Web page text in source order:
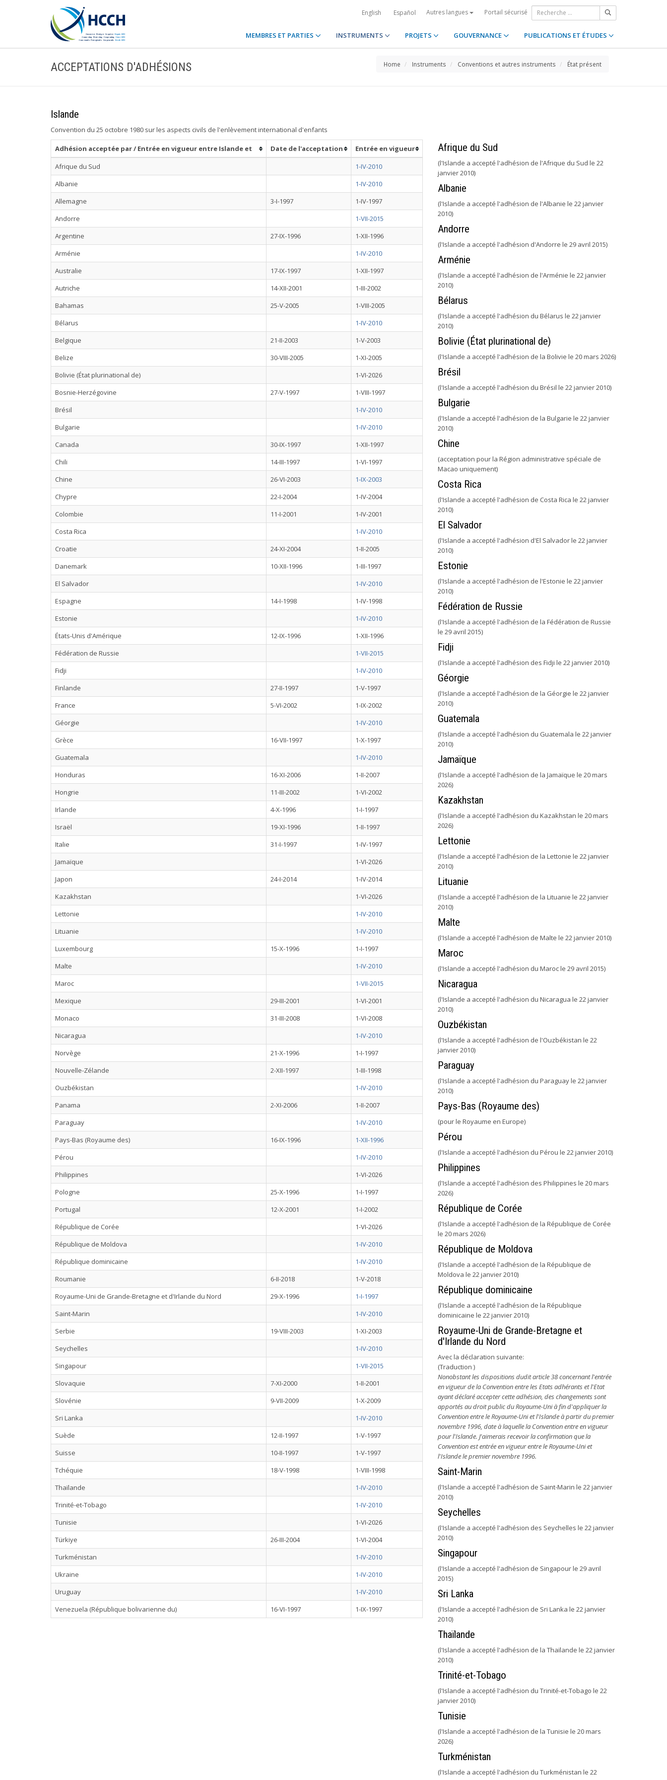
English Español Autres langues Portail sécurisé
MEMBRES ET PARTIES INSTRUMENTS PROJETS GOUVERNANCE PUBLICATIONS ET ÉTUDES
ACCEPTATIONS D'ADHÉSIONS Home Instruments Conventions et autres instruments État présent
Islande
Convention du 25 octobre 1980 sur les aspects civils de l'enlèvement international d'enfants
Adhésion acceptée par / Entrée en vigueur entre Islande et Date de l'acceptation
Entrée en vigueur
Afrique du Sud
1-IV-2010
Albanie
1-IV-2010
Allemagne
3-I-1997
1-IV-1997
Andorre
1-VII-2015
Argentine
27-IX-1996
1-XII-1996
Arménie
1-IV-2010
Australie
17-IX-1997
1-XII-1997
Autriche
14-XII-2001
1-III-2002
Bahamas
25-V-2005
1-VIII-2005
Bélarus
1-IV-2010
Belgique
21-II-2003
1-V-2003
Belize
30-VIII-2005
1-XI-2005
Bolivie (État plurinational de)
1-VI-2026
Bosnie-Herzégovine
27-V-1997
1-VIII-1997
Brésil
1-IV-2010
Bulgarie
1-IV-2010
Canada
30-IX-1997
1-XII-1997
Chili
14-III-1997
1-VI-1997
Chine
26-VI-2003
1-IX-2003
Chypre
22-I-2004
1-IV-2004
Colombie
11-I-2001
1-IV-2001
Costa Rica
1-IV-2010
Croatie
24-XI-2004
1-II-2005
Danemark
10-XII-1996
1-III-1997
El Salvador
1-IV-2010
Espagne
14-I-1998
1-IV-1998
Estonie
1-IV-2010
États-Unis d'Amérique
12-IX-1996
1-XII-1996
Fédération de Russie
1-VII-2015
Fidji
1-IV-2010
Finlande
27-II-1997
1-V-1997
France
5-VI-2002
1-IX-2002
Géorgie
1-IV-2010
Grèce
16-VII-1997
1-X-1997
Guatemala
1-IV-2010
Honduras
16-XI-2006
1-II-2007
Hongrie
11-III-2002
1-VI-2002
Irlande
4-X-1996
1-I-1997
Israël
19-XI-1996
1-II-1997
Italie
31-I-1997
1-IV-1997
Jamaïque
1-VI-2026
Japon
24-I-2014
1-IV-2014
Kazakhstan
1-VI-2026
Lettonie
1-IV-2010
Lituanie
1-IV-2010
Luxembourg
15-X-1996
1-I-1997
Malte
1-IV-2010
Maroc
1-VII-2015
Mexique
29-III-2001
1-VI-2001
Monaco
31-III-2008
1-VI-2008
Nicaragua
1-IV-2010
Norvège
21-X-1996
1-I-1997
Nouvelle-Zélande
2-XII-1997
1-III-1998
Ouzbékistan
1-IV-2010
Panama
2-XI-2006
1-II-2007
Paraguay
1-IV-2010
Pays-Bas (Royaume des)
16-IX-1996
1-XII-1996
Pérou
1-IV-2010
Philippines
1-VI-2026
Pologne
25-X-1996
1-I-1997
Portugal
12-X-2001
1-I-2002
République de Corée
1-VI-2026
République de Moldova
1-IV-2010
République dominicaine
1-IV-2010
Roumanie
6-II-2018
1-V-2018
Royaume-Uni de Grande-Bretagne et d'Irlande du Nord
29-X-1996
1-I-1997
Saint-Marin
1-IV-2010
Serbie
19-VIII-2003
1-XI-2003
Seychelles
1-IV-2010
Singapour
1-VII-2015
Slovaquie
7-XI-2000
1-II-2001
Slovénie
9-VII-2009
1-X-2009
Sri Lanka
1-IV-2010
Suède
12-II-1997
1-V-1997
Suisse
10-II-1997
1-V-1997
Tchéquie
18-V-1998
1-VIII-1998
Thaïlande
1-IV-2010
Trinité-et-Tobago
1-IV-2010
Tunisie
1-VI-2026
Türkiye
26-III-2004
1-VI-2004
Turkménistan
1-IV-2010
Ukraine
1-IV-2010
Uruguay
1-IV-2010
Venezuela (République bolivarienne du)
16-VI-1997 1-IX-1997
Afrique du Sud
(l'Islande a accepté l'adhésion de l'Afrique du Sud le 22
janvier 2010)
Albanie
(l'Islande a accepté l'adhésion de l'Albanie le 22 janvier
2010)
Andorre
(l'Islande a accepté l'adhésion d'Andorre le 29 avril 2015)
Arménie
(l'Islande a accepté l'adhésion de l'Arménie le 22 janvier
2010)
Bélarus
(l'Islande a accepté l'adhésion du Bélarus le 22 janvier
2010)
Bolivie (État plurinational de)
(l'Islande a accepté l'adhésion de la Bolivie le 20 mars 2026)
Brésil
(l'Islande a accepté l'adhésion du Brésil le 22 janvier 2010)
Bulgarie
(l'Islande a accepté l'adhésion de la Bulgarie le 22 janvier
2010)
Chine
(acceptation pour la Région administrative spéciale de
Macao uniquement)
Costa Rica
(l'Islande a accepté l'adhésion de Costa Rica le 22 janvier
2010)
El Salvador
(l'Islande a accepté l'adhésion d'El Salvador le 22 janvier
2010)
Estonie
(l'Islande a accepté l'adhésion de l'Estonie le 22 janvier
2010)
Fédération de Russie
(l'Islande a accepté l'adhésion de la Fédération de Russie
le 29 avril 2015)
Fidji
(l'Islande a accepté l'adhésion des Fidji le 22 janvier 2010)
Géorgie
(l'Islande a accepté l'adhésion de la Géorgie le 22 janvier
2010)
Guatemala
(l'Islande a accepté l'adhésion du Guatemala le 22 janvier
2010)
Jamaïque
(l'Islande a accepté l'adhésion de la Jamaïque le 20 mars
2026)
Kazakhstan
(l'Islande a accepté l'adhésion du Kazakhstan le 20 mars
2026)
Lettonie
(l'Islande a accepté l'adhésion de la Lettonie le 22 janvier
2010)
Lituanie
(l'Islande a accepté l'adhésion de la Lituanie le 22 janvier
2010)
Malte
(l'Islande a accepté l'adhésion de Malte le 22 janvier 2010)
Maroc
(l'Islande a accepté l'adhésion du Maroc le 29 avril 2015)
Nicaragua
(l'Islande a accepté l'adhésion du Nicaragua le 22 janvier
2010)
Ouzbékistan
(l'Islande a accepté l'adhésion de l'Ouzbékistan le 22
janvier 2010)
Paraguay
(l'Islande a accepté l'adhésion du Paraguay le 22 janvier
2010)
Pays-Bas (Royaume des)
(pour le Royaume en Europe)
Pérou
(l'Islande a accepté l'adhésion du Pérou le 22 janvier 2010)
Philippines
(l'Islande a accepté l'adhésion des Philippines le 20 mars
2026)
République de Corée
(l'Islande a accepté l'adhésion de la République de Corée
le 20 mars 2026)
République de Moldova
(l'Islande a accepté l'adhésion de la République de
Moldova le 22 janvier 2010)
République dominicaine
(l'Islande a accepté l'adhésion de la République
dominicaine le 22 janvier 2010)
Royaume-Uni de Grande-Bretagne et
d'Irlande du Nord
Avec la déclaration suivante:
(Traduction )
Nonobstant les dispositions dudit article 38 concernant l'entrée
en vigueur de la Convention entre les Etats adhérants et l'Etat
ayant déclaré accepter cette adhésion, des changements sont
apportés au droit public du Royaume-Uni à fin d'appliquer la
Convention entre le Royaume-Uni et l'Islande à partir du premier
novembre 1996, date à laquelle la Convention entre en vigueur
pour l'Islande. J'aimerais recevoir la confirmation que la
Convention est entrée en vigueur entre le Royaume-Uni et
l'Islande le premier novembre 1996.
Saint-Marin
(l'Islande a accepté l'adhésion de Saint-Marin le 22 janvier
2010)
Seychelles
(l'Islande a accepté l'adhésion des Seychelles le 22 janvier
2010)
Singapour
(l'Islande a accepté l'adhésion de Singapour le 29 avril
2015)
Sri Lanka
(l'Islande a accepté l'adhésion de Sri Lanka le 22 janvier
2010)
Thaïlande
(l'Islande a accepté l'adhésion de la Thaïlande le 22 janvier
2010)
Trinité-et-Tobago
(l'Islande a accepté l'adhésion du Trinité-et-Tobago le 22
janvier 2010)
Tunisie
(l'Islande a accepté l'adhésion de la Tunisie le 20 mars
2026)
Turkménistan
(l'Islande a accepté l'adhésion du Turkménistan le 22